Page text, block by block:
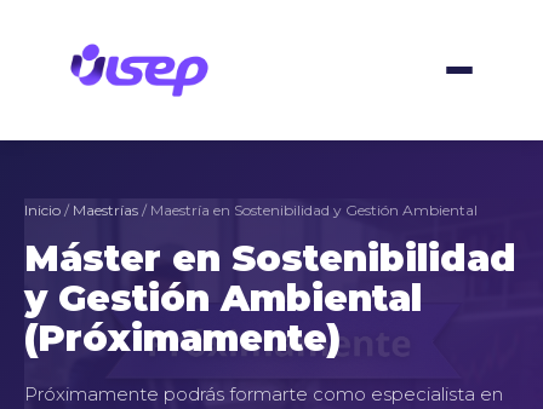
Inicio / Maestrías / Maestría en Sostenibilidad y Gestión Ambiental
Máster en Sostenibilidad
y Gestión Ambiental
(Próximamente)
Próximamente podrás formarte como especialista en